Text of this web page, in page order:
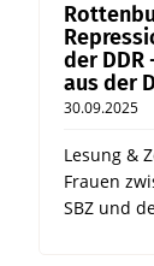
der
aus der
30.09.2025
Lesung &
Frauen
SBZ und